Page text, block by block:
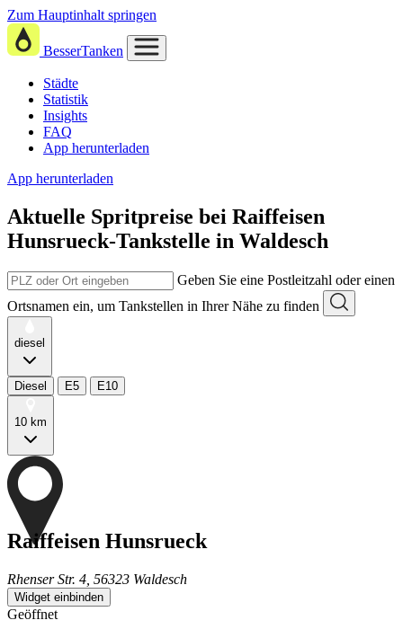
Zum Hauptinhalt springen
BesserTanken
Städte
Statistik
Insights
FAQ
App herunterladen
App herunterladen
Aktuelle Spritpreise bei Raiffeisen
Hunsrueck-Tankstelle in Waldesch
Geben Sie eine Postleitzahl oder einen
Ortsnamen ein, um Tankstellen in Ihrer Nähe zu finden
diesel
Diesel E5 E10
10 km
Raiffeisen Hunsrueck
Rhenser Str. 4, 56323 Waldesch
Widget einbinden
Geöffnet